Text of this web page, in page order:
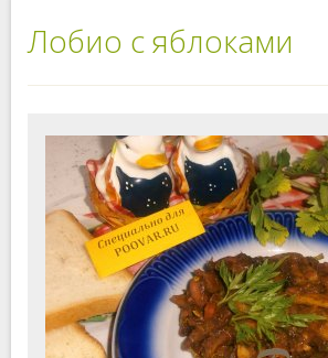
Лобио с яблоками